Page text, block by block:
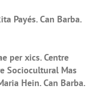
Payés. Can Barba.
per xics. Centre
Sociocultural Mas
Hein. Can Barba.